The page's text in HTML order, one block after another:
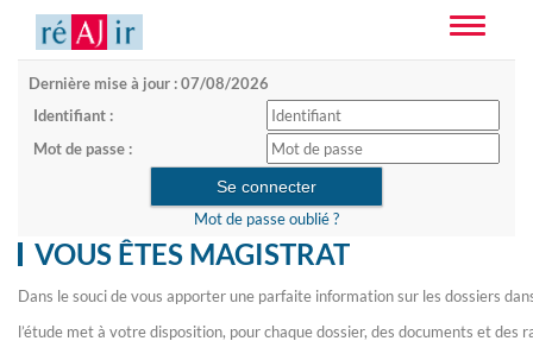
Toggle
Dernière mise à jour : 07/08/2026
Identifiant :
Mot de passe :
Mot de passe oublié ?
VOUS ÊTES MAGISTRAT
Dans le souci de vous apporter une parfaite information sur les dossiers
l’étude met à votre disposition, pour chaque dossier, des documents et des